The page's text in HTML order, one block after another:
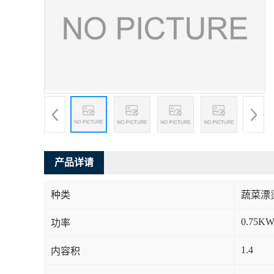
产品详请
种类 蔬菜漂
功率 0.75KW
内容积 1.4